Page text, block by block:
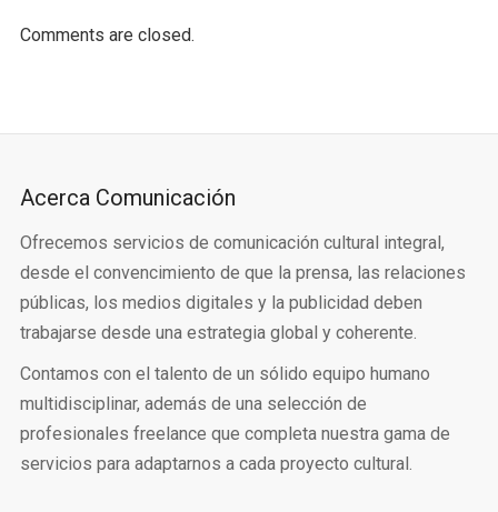
Comments are closed.
Acerca Comunicación
Ofrecemos servicios de comunicación cultural integral,
desde el convencimiento de que la prensa, las relaciones
públicas, los medios digitales y la publicidad deben
trabajarse desde una estrategia global y coherente.
Contamos con el talento de un sólido equipo humano
multidisciplinar, además de una selección de
profesionales freelance que completa nuestra gama de
servicios para adaptarnos a cada proyecto cultural.